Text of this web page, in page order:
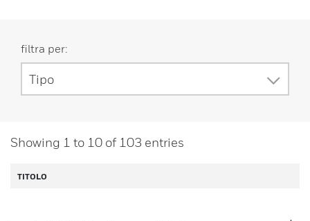
filtra per:
Tipo
Showing 1 to 10 of 103 entries
TITOLO